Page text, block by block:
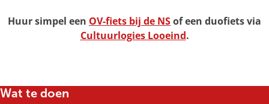
Huur simpel een OV-fiets bij de NSof een duofiets via
Cultuurlogies Looeind.
Wat te doen